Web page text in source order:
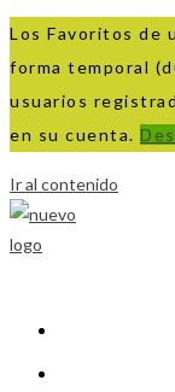
Los Favoritos de
forma temporal
usuarios
en su cuenta.
Ir al contenido